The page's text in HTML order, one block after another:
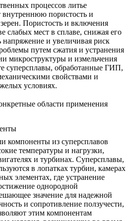
процессов литье
внутреннюю пористость и
Пористость и включения
слабых мест в сплаве, снижая его
напряжение и увеличивая риск
путем сжатия и устранения
микроструктуры и измельчения
суперсплавы, обработанные ГИП,
свойствами и
условиях.
области применения
компоненты из суперсплавов
температуры и нагрузки,
и турбинах. Суперсплавы,
в лопатках турбин, камерах
элементах, где устранение
однородной
значение для надежной
и сопротивление ползучести,
этим компонентам